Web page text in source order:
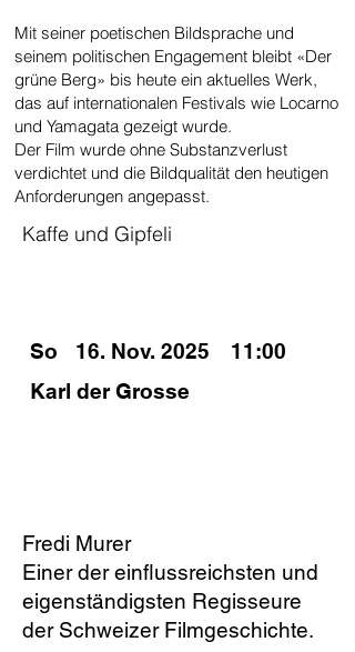
Mit seiner poetischen Bildsprache und
seinem politischen Engagement bleibt «Der
grüne Berg» bis heute ein aktuelles Werk,
das auf internationalen Festivals wie Locarno
und Yamagata gezeigt wurde.
Der Film wurde ohne Substanzverlust
verdichtet und die Bildqualität den heutigen
Anforderungen angepasst.
Kaffe und Gipfeli
16. Nov. 2025
11:00
Karl der Grosse
So
Fredi Murer
Einer der einflussreichsten und
eigenständigsten Regisseure
der Schweizer Filmgeschichte.